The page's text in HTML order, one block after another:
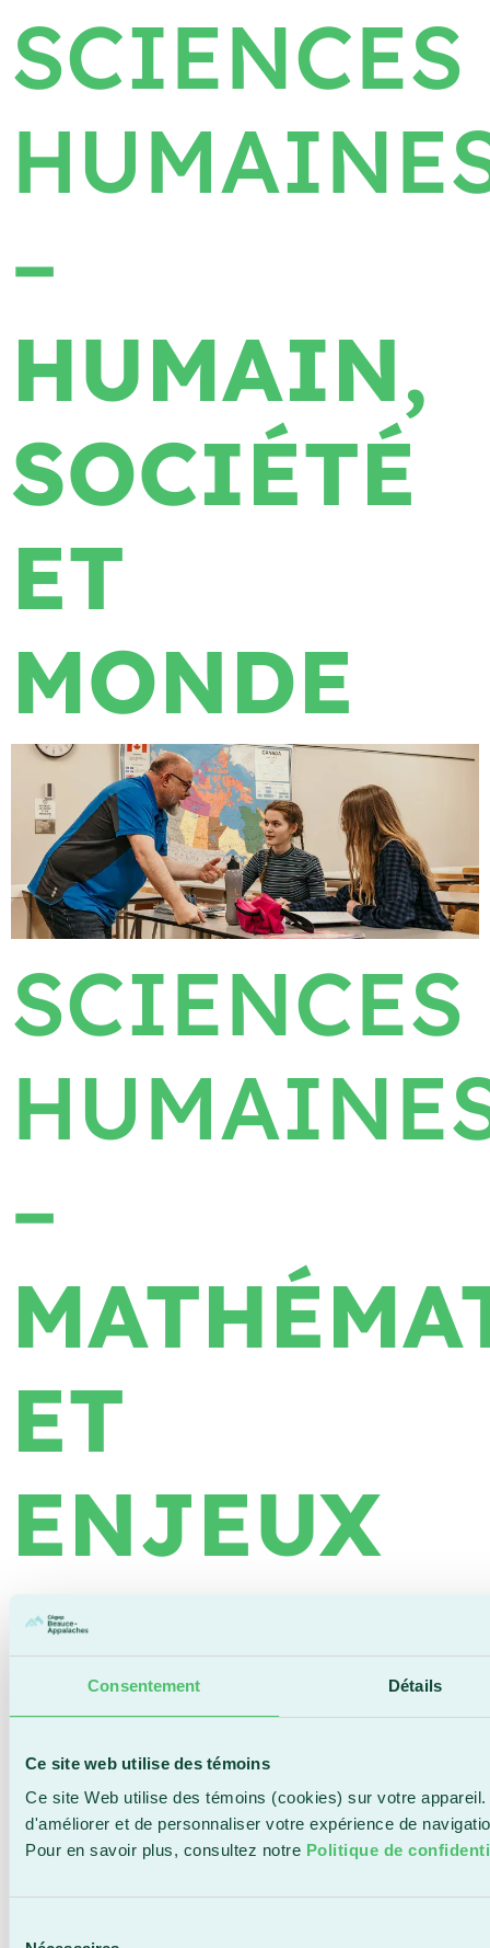
Consentement Détails
Ce site web utilise des témoins
Ce site Web utilise des témoins (cookies) sur votre
d'améliorer et de personnaliser votre expérience de
Pour en savoir plus, consultez notre Politique de
SCIENCES
–
HUMAIN,
SOCIÉTÉ
ET
MONDE
SCIENCES
–
ET
ENJEUX